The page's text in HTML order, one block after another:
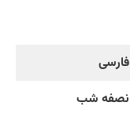
فارسی
نصفه شب